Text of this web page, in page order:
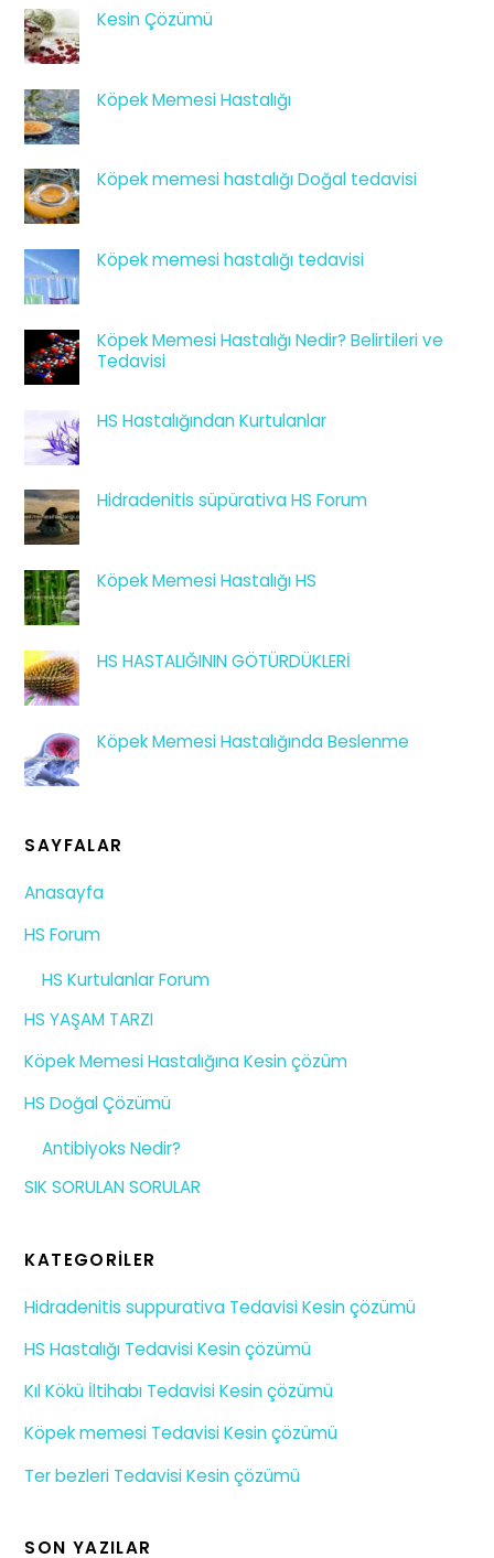
Kesin Çözümü
Köpek Memesi Hastalığı
Köpek memesi hastalığı Doğal tedavisi
Köpek memesi hastalığı tedavisi
Köpek Memesi Hastalığı Nedir? Belirtileri ve
Tedavisi
HS Hastalığından Kurtulanlar
Hidradenitis süpürativa HS Forum
Köpek Memesi Hastalığı HS
HS HASTALIĞININ GÖTÜRDÜKLERİ
Köpek Memesi Hastalığında Beslenme
SAYFALAR
Anasayfa
HS Forum
HS Kurtulanlar Forum
HS YAŞAM TARZI
Köpek Memesi Hastalığına Kesin çözüm
HS Doğal Çözümü
Antibiyoks Nedir?
SIK SORULAN SORULAR
KATEGORILER
Hidradenitis suppurativa Tedavisi Kesin çözümü
HS Hastalığı Tedavisi Kesin çözümü
Kıl Kökü İltihabı Tedavisi Kesin çözümü
Köpek memesi Tedavisi Kesin çözümü
Ter bezleri Tedavisi Kesin çözümü
SON YAZILAR